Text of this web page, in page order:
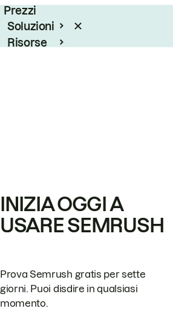
Prezzi
Soluzioni
Risorse
INIZIA OGGI A
USARE SEMRUSH
Prova Semrush gratis per sette
giorni. Puoi disdire in qualsiasi
momento.